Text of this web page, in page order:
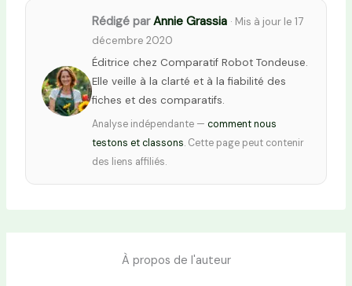
Rédigé parAnnie Grassia · Mis à jour le 17
décembre 2020
Éditrice chez Comparatif Robot Tondeuse.
Elle veille à la clarté et à la fiabilité des
fiches et des comparatifs.
Analyse indépendante — comment nous
testons et classons. Cette page peut contenir
des liens affiliés.
À propos de l'auteur